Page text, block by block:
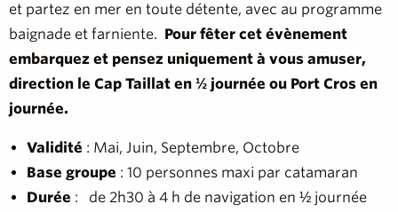
et partez en mer en toute détente, avec au programme
baignade et farniente. Pour fêter cet évènement
embarquez et pensez uniquement à vous amuser,
direction le Cap Taillat en ½ journée ou Port Cros en
journée.
Validité : Mai, Juin, Septembre, Octobre
Base groupe : 10 personnes maxi par catamaran
Durée : de 2h30 à 4 h de navigation en ½ journée